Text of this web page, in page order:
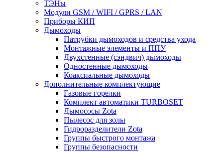
ТЭНы
Модули GSM / WIFI / GPRS / LAN
Приборы КИП
Дымоходы
Патрубки дымоходов и средства ухода
Монтажные элементы и ППУ
Двухстенные (сэндвич) дымоходы
Одностенные дымоходы
Коаксиальные дымоходы
Дополнительные комплектующие
Газовые горелки
Комплект автоматики TURBOSET
Дымососы Zota
Пылесос для золы
Гидроразделители Zota
Группы быстрого монтажа
Группы безопасности